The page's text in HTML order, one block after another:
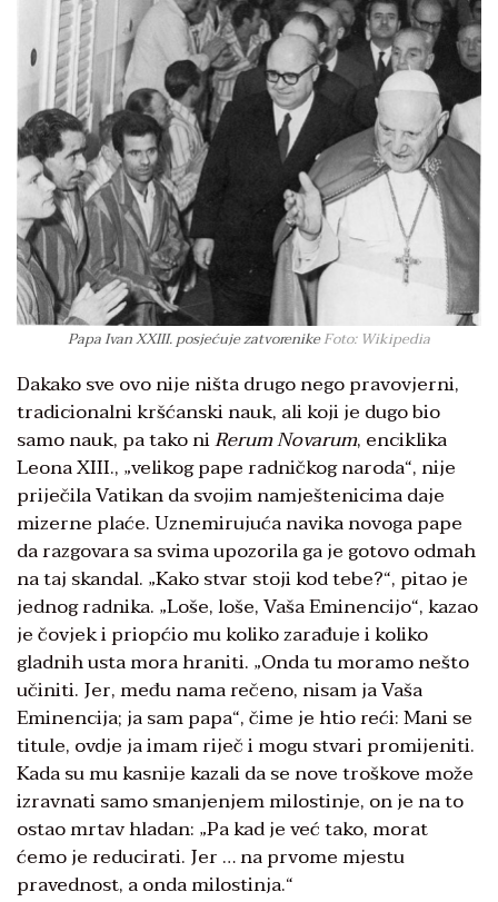
Papa Ivan XXIII. posjećuje zatvorenikeFoto: Wikipedia
Dakako sve ovo nije ništa drugo nego pravovjerni,
tradicionalni kršćanski nauk, ali koji je dugo bio
samo nauk, pa tako niRerum Novarum, enciklika
Leona XIII., „velikog pape radničkog naroda“, nije
priječila Vatikan da svojim namještenicima daje
mizerne plaće. Uznemirujuća navika novoga pape
da razgovara sa svima upozorila ga je gotovo odmah
na taj skandal. „Kako stvar stoji kod tebe?“, pitao je
jednog radnika. „Loše, loše, Vaša Eminencijo“, kazao
je čovjek i priopćio mu koliko zarađuje i koliko
gladnih usta mora hraniti. „Onda tu moramo nešto
učiniti. Jer, među nama rečeno, nisam ja Vaša
Eminencija; ja sam papa“, čime je htio reći: Mani se
titule, ovdje ja imam riječ i mogu stvari promijeniti.
Kada su mu kasnije kazali da se nove troškove može
izravnati samo smanjenjem milostinje, on je na to
ostao mrtav hladan: „Pa kad je već tako, morat
ćemo je reducirati. Jer … na prvome mjestu
pravednost, a onda milostinja.“